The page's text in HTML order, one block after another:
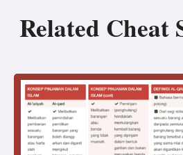
Related Cheat